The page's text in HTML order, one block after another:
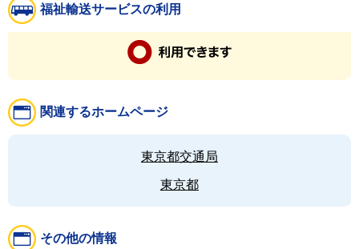
福祉輸送サービスの利用
関連するホームページ
東京都交通局
東京都
その他の情報